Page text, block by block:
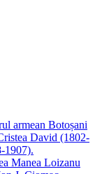
armean Botoșani
David (1802-
1907).
Manea Loizanu